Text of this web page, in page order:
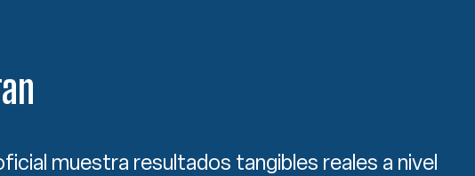
muestra resultados tangibles reales a nivel